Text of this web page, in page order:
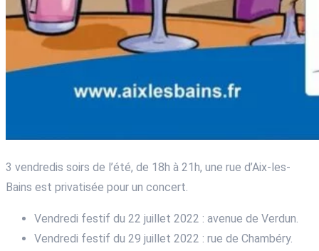
3 vendredis soirs de l’été, de 18h à 21h, une rue d’Aix-les-
Bains est privatisée pour un concert.
Vendredi festif du 22 juillet 2022 : avenue de Verdun.
Vendredi festif du 29 juillet 2022 : rue de Chambéry.